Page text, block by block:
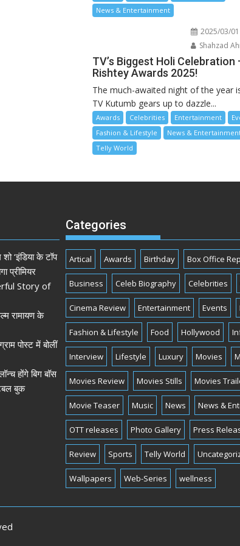
News & Entertainment
2025/03/01
Shahzad
TV’s Biggest Holi Celebration
Rishtey Awards 2025!
The much-awaited night of the year
TV Kutumb gears up to dazzle...
Awards Celebrities Entertainment
Fashion & Lifestyle
News &
Telly World
‘इंडिया के टॉप
प्रीमियर
Story of
रामायण के
पोस्ट में बोलीं
होंगे बिग बॉस
बुक
Categories
Artical Awards Birthday Box Office
Business Celeb Biography Celebrities
Cinema Review Entertainment Events
Fashion & Lifestyle Food Hollywood
Interview Lifestyle Luxury Movies
Movies Review Movies Stills Movies
Movie Teaser Music News News &
OTT releases Photo Gallery Press
Review Sports Telly World
Wallpapers Web-Series wellness